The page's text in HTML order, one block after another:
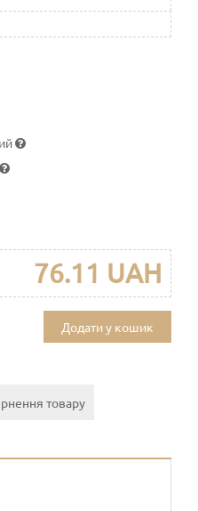
76.11 UAH
Додати у кошик
товару